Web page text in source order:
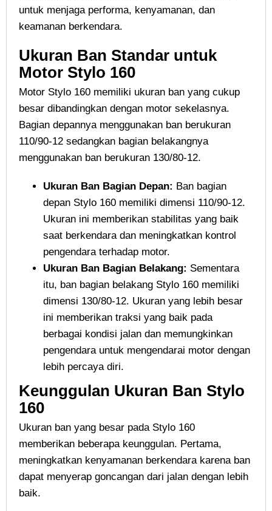
untuk menjaga performa, kenyamanan, dan
keamanan berkendara.
Ukuran Ban Standar untuk
Motor Stylo 160
Motor Stylo 160 memiliki ukuran ban yang cukup
besar dibandingkan dengan motor sekelasnya.
Bagian depannya menggunakan ban berukuran
110/90-12 sedangkan bagian belakangnya
menggunakan ban berukuran 130/80-12.
Ukuran Ban Bagian Depan: Ban bagian
depan Stylo 160 memiliki dimensi 110/90-12.
Ukuran ini memberikan stabilitas yang baik
saat berkendara dan meningkatkan kontrol
pengendara terhadap motor.
Ukuran Ban Bagian Belakang: Sementara
itu, ban bagian belakang Stylo 160 memiliki
dimensi 130/80-12. Ukuran yang lebih besar
ini memberikan traksi yang baik pada
berbagai kondisi jalan dan memungkinkan
pengendara untuk mengendarai motor dengan
lebih percaya diri.
Keunggulan Ukuran Ban Stylo
160
Ukuran ban yang besar pada Stylo 160
memberikan beberapa keunggulan. Pertama,
meningkatkan kenyamanan berkendara karena ban
dapat menyerap goncangan dari jalan dengan lebih
baik.